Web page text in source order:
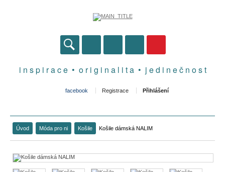
i n s p i r a c e • o r i g i n a l i t a • j e d i n e č n o s t
facebook Registrace Přihlášení
Úvod Móda pro ni Košile Košile dámská NALIM